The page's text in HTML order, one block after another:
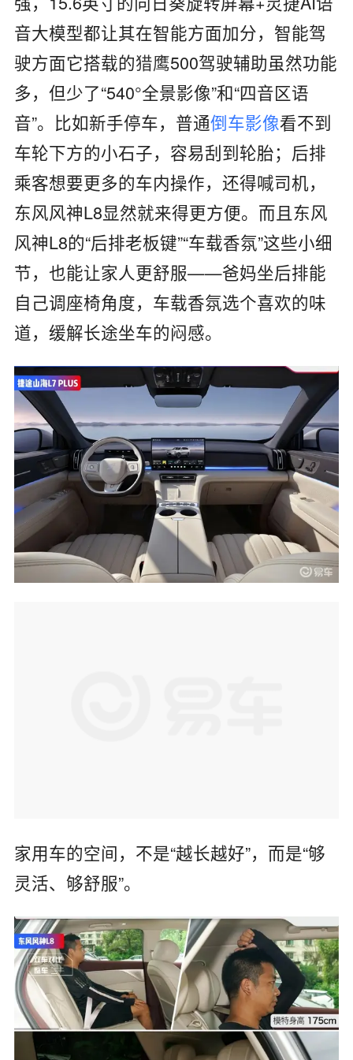
音大模型都让其在智能方面加分，智能驾
驶方面它搭载的猎鹰500驾驶辅助虽然功能
多，但少了“540°全景影像”和“四音区语
音”。比如新手停车，普通倒车影像看不到
车轮下方的小石子，容易刮到轮胎；后排
乘客想要更多的车内操作，还得喊司机，
东风风神L8显然就来得更方便。而且东风
风神L8的“后排老板键”“车载香氛”这些小细
节，也能让家人更舒服——爸妈坐后排能
自己调座椅角度，车载香氛选个喜欢的味
道，缓解长途坐车的闷感。
家用车的空间，不是“越长越好”，而是“够
灵活、够舒服”。